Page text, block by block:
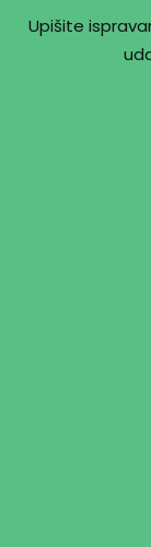
Upišite